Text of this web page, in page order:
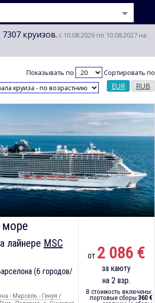
7307 круизов. с 10.08.2026 по 10.08.2027 на
Показывать по Сортировать по
EUR RUB
лайнере MSC
(6 городов/
- Марсель - Генуя /
от 2 086 €
за каюту
на 2 взр.
В стоимость включены:
портовые сборы 360 €